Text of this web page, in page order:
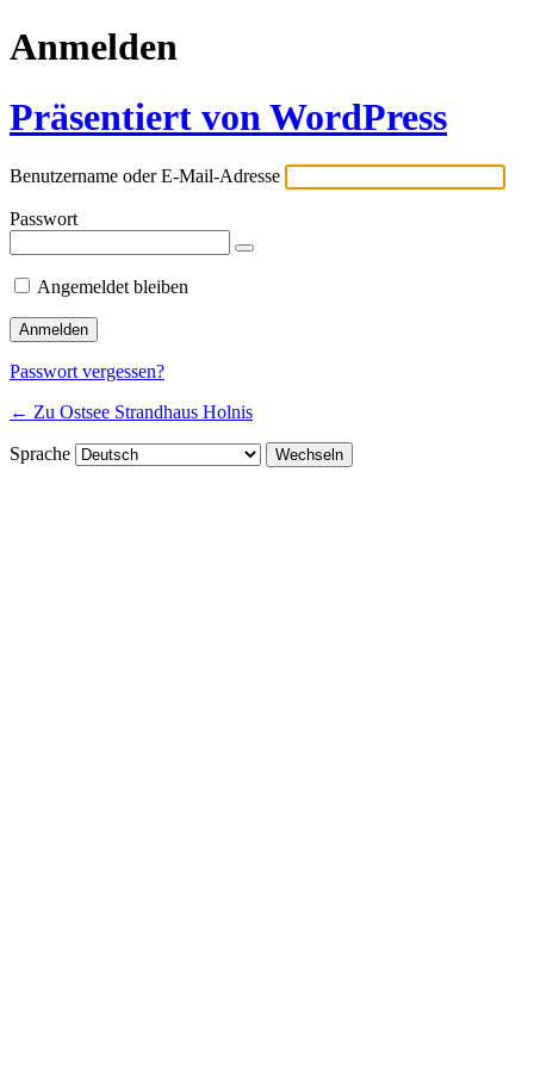
Anmelden
Präsentiert von WordPress
Benutzername oder E-Mail-Adresse
Passwort
Angemeldet bleiben
Passwort vergessen?
← Zu Ostsee Strandhaus Holnis
Sprache